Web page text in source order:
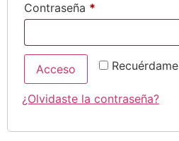
Contraseña *
Recuérdame
Acceso
¿Olvidaste la contraseña?